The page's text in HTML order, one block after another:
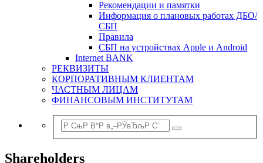
Рекомендации и памятки
Информация о плановых работах ДБО/
СБП
Правила
СБП на устройствах Apple и Android
Internet BANK
РЕКВИЗИТЫ
КОРПОРАТИВНЫМ КЛИЕНТАМ
ЧАСТНЫМ ЛИЦАМ
ФИНАНСОВЫМ ИНСТИТУТАМ
Shareholders